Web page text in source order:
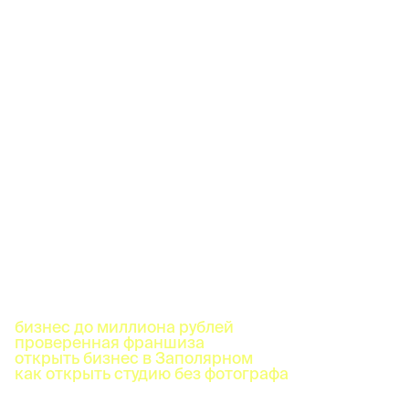
бизнес до миллиона рублей
проверенная франшиза
открыть бизнес в Заполярном
как открыть студию без фотографа